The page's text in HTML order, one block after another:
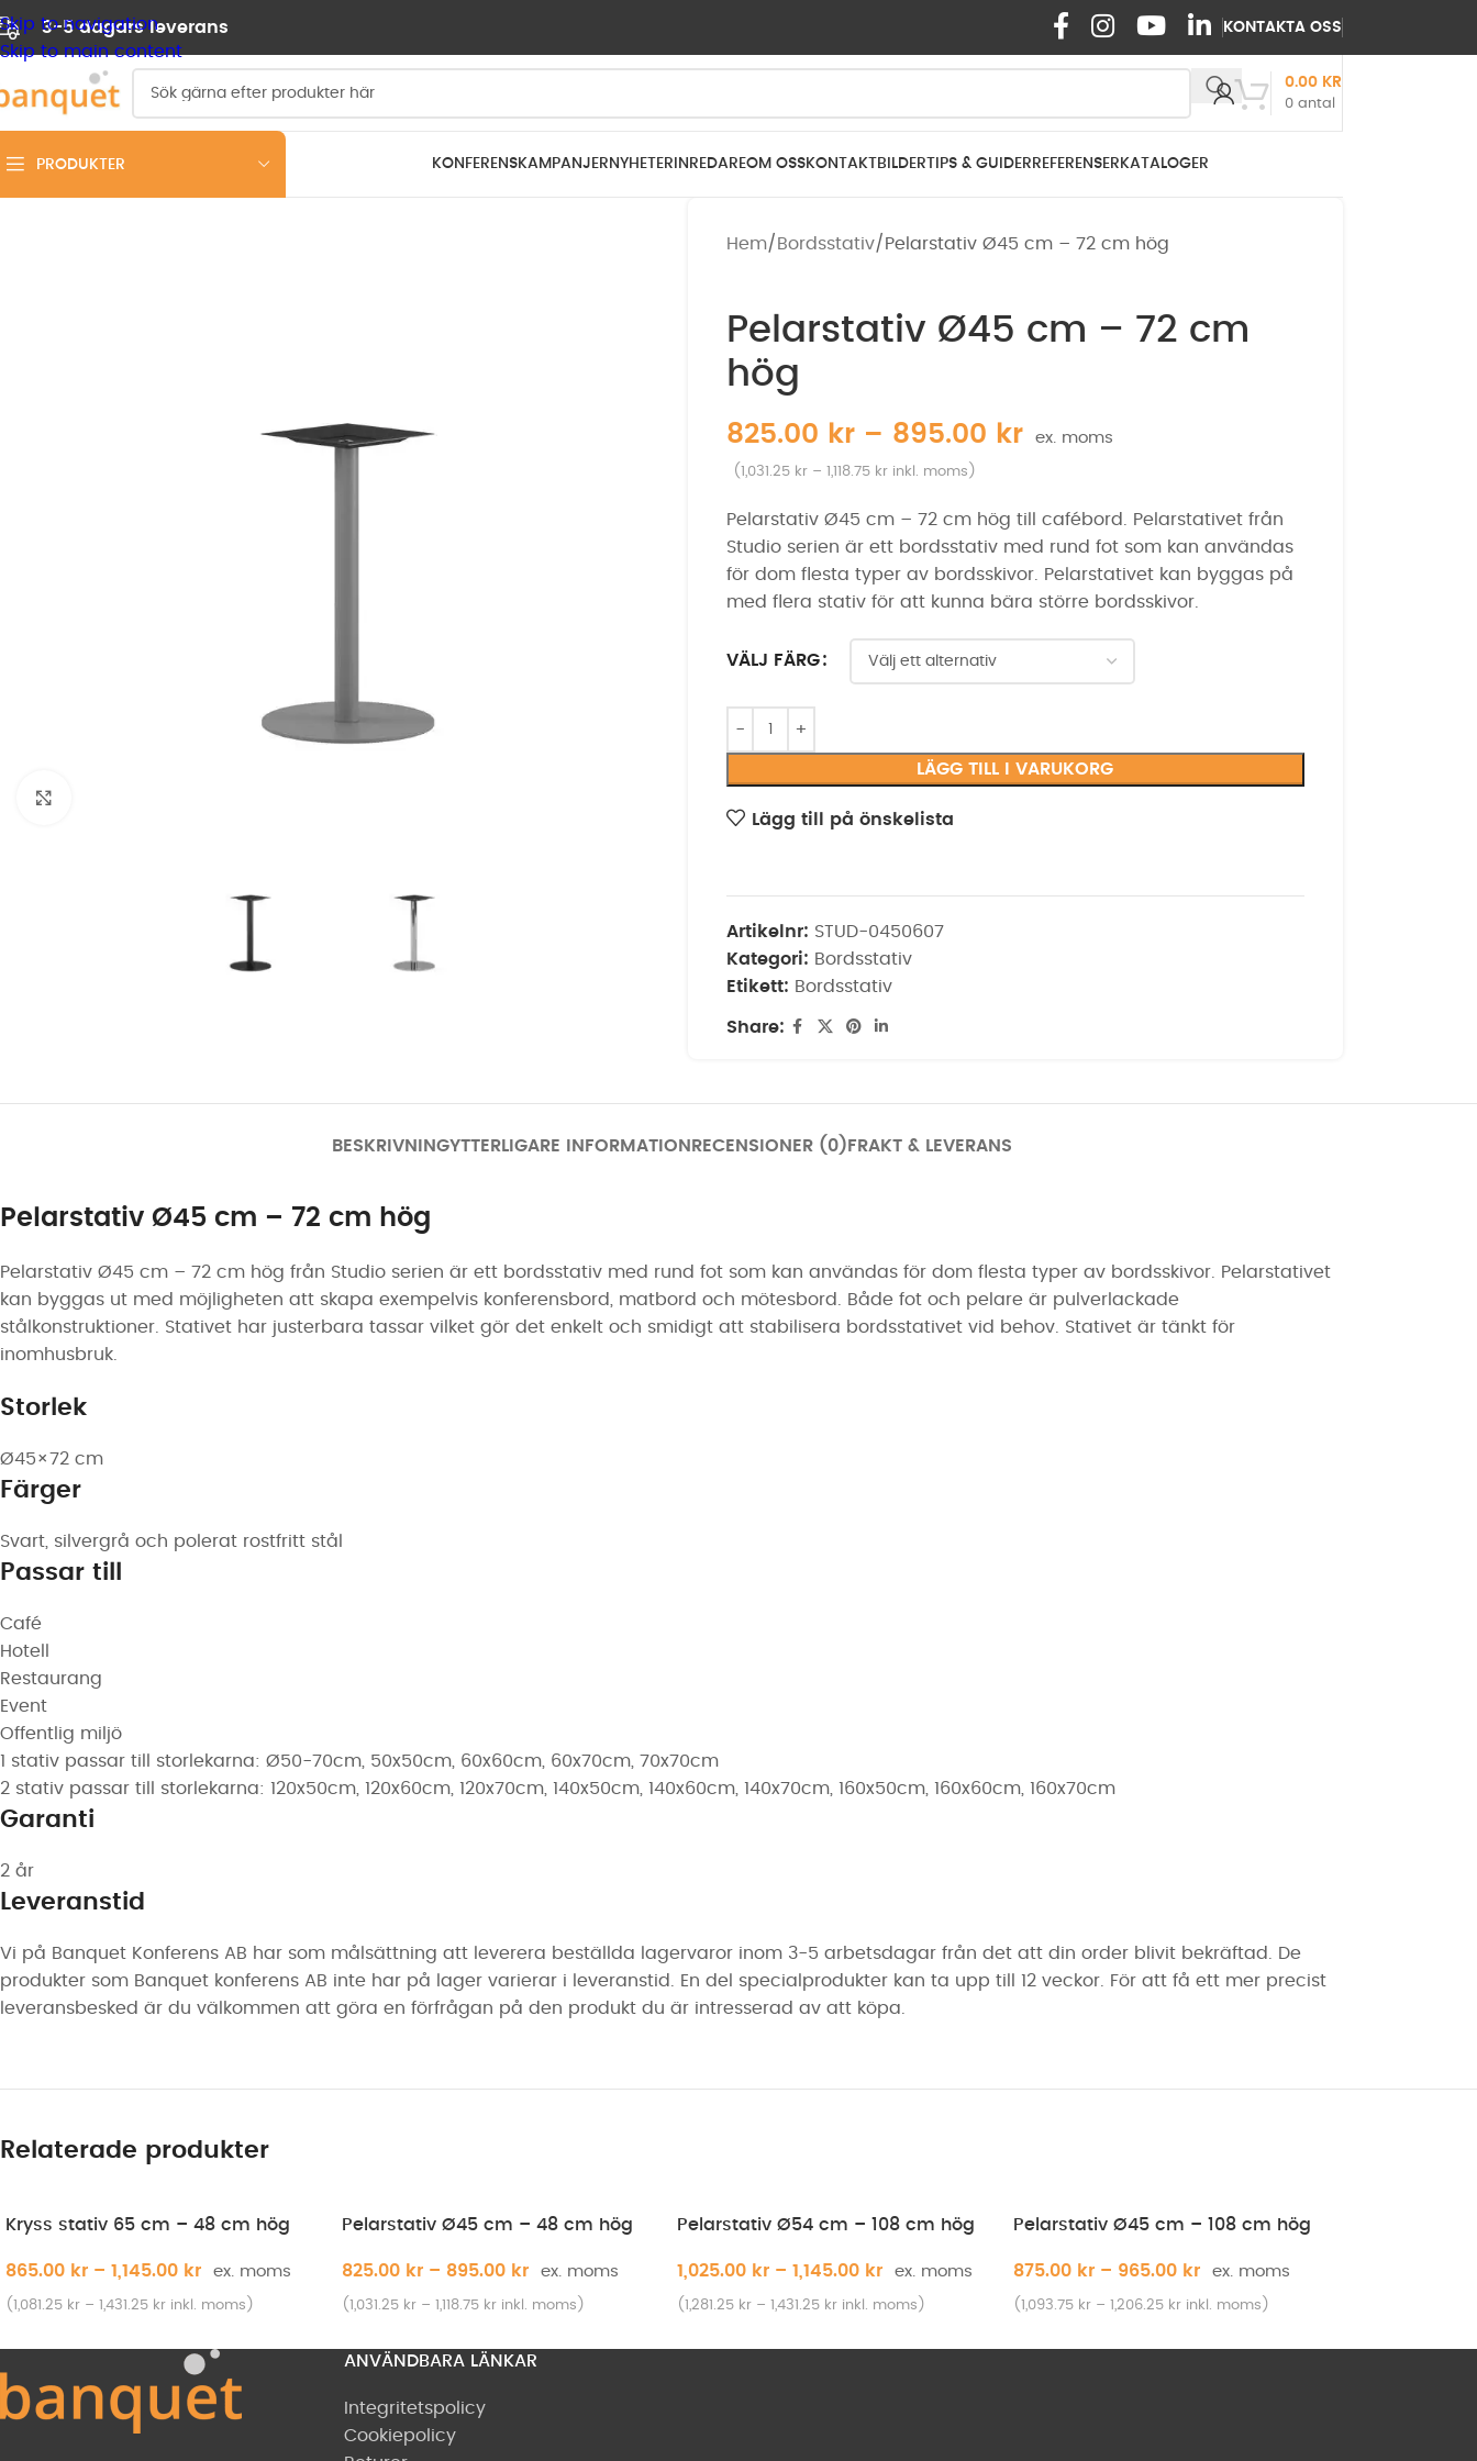
Skip to navigation
Skip to main content
3-5 dagars leverans KONTAKTA OSS
0 antal
0.00 KR
PRODUKTER KONFERENSKAMPANJER NYHETER INREDAREOM OSSKONTAKT BILDER TIPS & GUIDER REFERENSER KATALOGER
Hem Bordsstativ Pelarstativ Ø45 cm – 72 cm hög
Pelarstativ Ø45 cm – 72 cm
hög
825.00 kr – 895.00 kr
(1,031.25 kr – 1,118.75 krinkl. moms)
Pelarstativ Ø45 cm – 72 cm hög till cafébord. Pelarstativet från
Studio serien är ett bordsstativ med rund fot som kan användas
för dom flesta typer av bordsskivor. Pelarstativet kan byggas på
med flera stativ för att kunna bära större bordsskivor.
VÄLJ FÄRG
LÄGG TILL I VARUKORG
Lägg till på önskelista
Artikelnr: STUD-0450607
Kategori: Bordsstativ
Etikett: Bordsstativ
Share:
BESKRIVNINGYTTERLIGARE INFORMATION RECENSIONER (0) FRAKT & LEVERANS
Pelarstativ Ø45 cm – 72 cm hög
Pelarstativ Ø45 cm – 72 cm hög från Studio serien är ett bordsstativ med rund fot som kan användas för dom flesta typer av bordsskivor. Pelarstativet
kan byggas ut med möjligheten att skapa exempelvis konferensbord, matbord och mötesbord. Både fot och pelare är pulverlackade
stålkonstruktioner. Stativet har justerbara tassar vilket gör det enkelt och smidigt att stabilisera bordsstativet vid behov. Stativet är tänkt för
inomhusbruk.
Storlek
Ø45×72 cm
Färger
Svart, silvergrå och polerat rostfritt stål
Passar till
Café
Hotell
Restaurang
Event
Offentlig miljö
1 stativ passar till storlekarna: Ø50-70cm, 50x50cm, 60x60cm, 60x70cm, 70x70cm
2 stativ passar till storlekarna: 120x50cm, 120x60cm, 120x70cm, 140x50cm, 140x60cm, 140x70cm, 160x50cm, 160x60cm, 160x70cm
Garanti
2 år
Leveranstid
Vi på Banquet Konferens AB har som målsättning att leverera beställda lagervaror inom 3-5 arbetsdagar från det att din order blivit bekräftad. De
produkter som Banquet konferens AB inte har på lager varierar i leveranstid. En del specialprodukter kan ta upp till 12 veckor. För att få ett mer precist
leveransbesked är du välkommen att göra en förfrågan på den produkt du är intresserad av att köpa.
Relaterade produkter
Kryss stativ 65 cm – 48 cm hög
865.00 kr – 1,145.00 kr
(1,081.25 kr – 1,431.25 kr inkl. moms)
Pelarstativ Ø45 cm – 48 cm hög
825.00 kr – 895.00 kr
(1,031.25 kr – 1,118.75 krinkl. moms)
Pelarstativ Ø54 cm – 108 cm hög
1,025.00 kr – 1,145.00 kr
(1,281.25 kr – 1,431.25 kr inkl. moms)
Pelarstativ Ø45 cm – 108 cm hög
875.00 kr – 965.00 kr
(1,093.75 kr – 1,206.25 krinkl. moms)
ANVÄNDBARA LÄNKAR
Integritetspolicy
Cookiepolicy